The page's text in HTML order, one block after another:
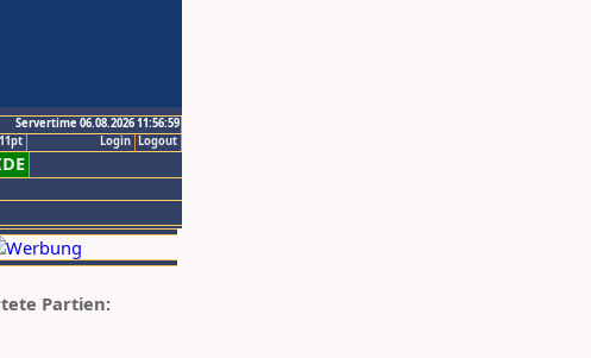
Servertime 06.08.2026 11:56:59
Logout
Login
Partien: